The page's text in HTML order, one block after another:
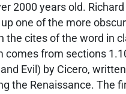
2000 years old.
one of the more
the cites of the word in
from sections
Evil) by Cicero,
the Renaissance. The